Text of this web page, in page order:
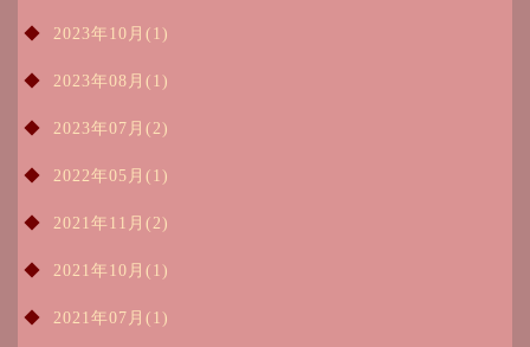
2023年10月(1)
2023年08月(1)
2023年07月(2)
2022年05月(1)
2021年11月(2)
2021年10月(1)
2021年07月(1)